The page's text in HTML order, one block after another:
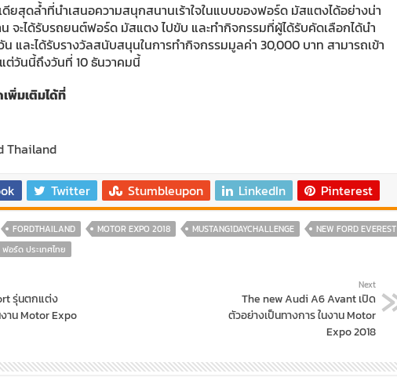
ดียสุดล้ำที่นำเสนอความสนุกสนานเร้าใจในแบบของฟอร์ด มัสแตงได้อย่างน่า
น จะได้รับรถยนต์ฟอร์ด มัสแตง ไปขับ และทำกิจกรรมที่ผู้ได้รับคัดเลือกได้นำ
วัน และได้รับรางวัลสนับสนุนในการทำกิจกรรมมูลค่า 30,000 บาท สามารถเข้า
วันนี้ถึงวันที่ 10 ธันวาคมนี้
พิ่มเติมได้ที่
Thailand
Twitter Stumbleupon LinkedIn
Pinterest
FORDTHAILAND MOTOR EXPO 2018 MUSTANG1DAYCHALLENGE
NEW FORD EVEREST
ฟอร์ด ประเทศไทย
รุ่นตกแต่ง
าน Motor Expo
Next
The new Audi A6 Avant เปิด
ตัวอย่างเป็นทางการ ในงาน Motor
Expo 2018